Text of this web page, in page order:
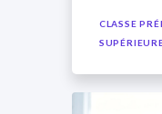
CLASSE